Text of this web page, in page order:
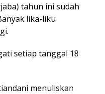
tahun ini sudah
lika-liku
setiap tanggal 18
menuliskan